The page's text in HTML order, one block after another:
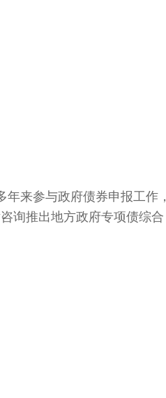
来参与政府债券申报工作，
询推出地方政府专项债综合